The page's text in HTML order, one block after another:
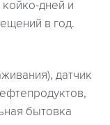
дней и
в год.
датчик
бытовка